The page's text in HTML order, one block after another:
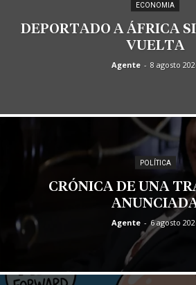
ECONOMIA
DEPORTADO A ÁFRICA
VUELTA
Agente - 8 agosto
POLÍTICA
CRÓNICA DE UNA
Agente - 6 agosto